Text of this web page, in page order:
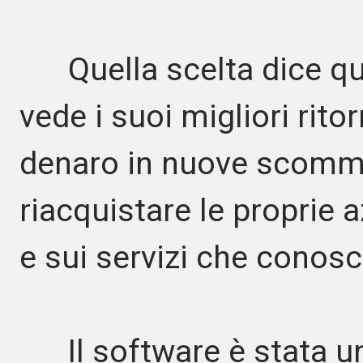
Quella scelta dice
vede i suoi migliori
denaro in nuove
riacquistare le proprie
e sui servizi che
Il software è stata